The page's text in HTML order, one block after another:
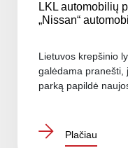
LKL automobilių
„Nissan“
Lietuvos krepšinio
galėdama pranešti,
parką papildė naujos
Plačiau